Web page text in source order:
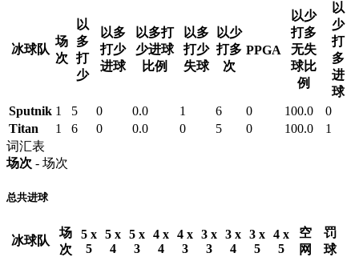
冰球队
场
次
以
多
打
少
以多
打少
进球
以多打
少进球
比例
以多
打少
失球
以少
打多
次
PPGA
以少
打多
无失
球比
例
以
少
打
多
进
球
Sputnik 1 5 0 0.0 1 6 0 100.0
0
Titan
1 6 0 0.0 0 5 0 100.0
1
词汇表
场次 - 场次
总共进球
冰球队
场
次
5 x
5
5 x
4
5 x
3
4 x
4
4 x
3
3 x
3
3 x
4
3 x
5
4 x
5
空
网
罚
球